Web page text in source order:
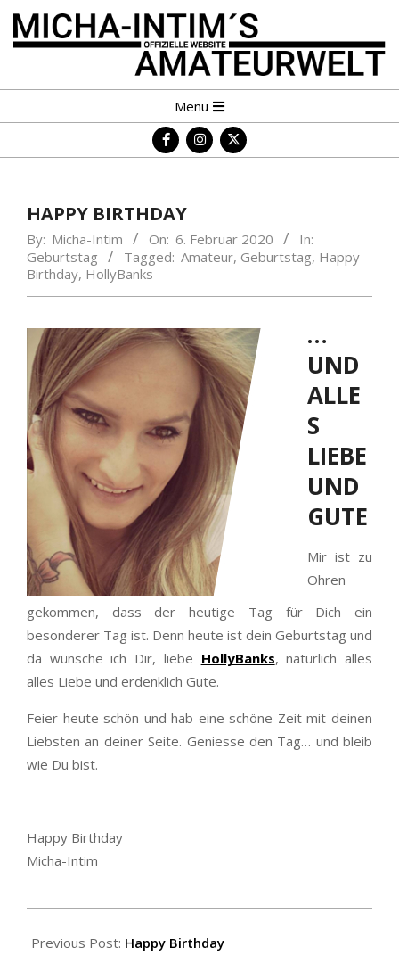
Skip
MICHA-
INTIM
´S
Navigation
Menu
HAPPY BIRTHDAY
By: Micha-Intim On: 6. Februar 2020
In:
Geburtstag
Tagged: Amateur, Geburtstag, Happy
Birthday, HollyBanks
…
UND
ALLE
S
LIEBE
UND
GUTE
Mir ist zu
Ohren
gekommen, dass der heutige Tag für Dich ein
besonderer Tag ist. Denn heute ist dein Geburtstag und
da wünsche ich Dir, liebe HollyBanks, natürlich alles
alles Liebe und erdenklich Gute.
Feier heute schön und hab eine schöne Zeit mit deinen
Liebsten an deiner Seite. Geniesse den Tag… und bleib
wie Du bist.
Happy Birthday
Micha-Intim
02-
Previous Post: Happy Birthday